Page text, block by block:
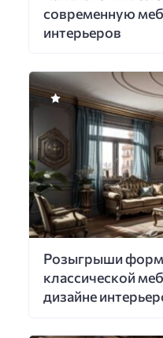
современную
интерьеров
Розыгрыши форм
классической
дизайне